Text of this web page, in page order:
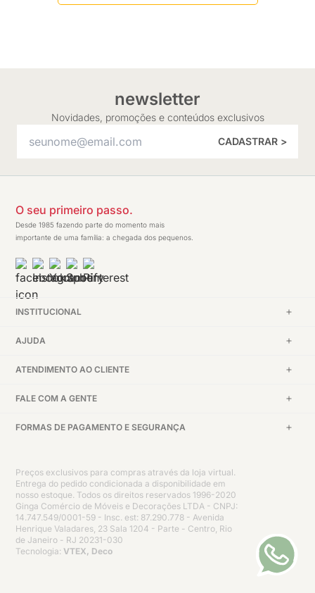
newsletter
Novidades, promoções e conteúdos exclusivos
CADASTRAR >
O seu primeiro passo.
Desde 1985 fazendo parte do momento mais
importante de uma família: a chegada dos pequenos.
INSTITUCIONAL
AJUDA
ATENDIMENTO AO CLIENTE
FALE COM A GENTE
FORMAS DE PAGAMENTO E SEGURANÇA
Preços exclusivos para compras através da loja virtual.
Entrega do pedido condicionada a disponibilidade em
nosso estoque. Todos os direitos reservados 1996-2020
Ginga Comércio de Móveis e Decorações LTDA - CNPJ:
14.747.549/0001-59 - Insc. est: 87.290.778 - Avenida
Henrique Valadares, 23 Sala 1204 - Parte - Centro, Rio
de Janeiro - RJ 20231-030
Tecnologia: VTEX, Deco